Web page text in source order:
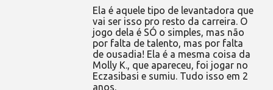
Ela é aquele tipo de levantadora que
vai ser isso pro resto da carreira. O
jogo dela é SÓ o simples, mas não
por falta de talento, mas por falta
de ousadia! Ela é a mesma coisa da
Molly K., que apareceu, foi jogar no
Eczasibasi e sumiu. Tudo isso em 2
anos.